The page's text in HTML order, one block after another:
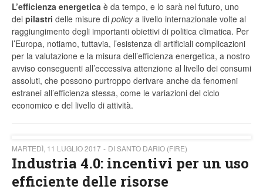
L’efficienza energetica è da tempo, e lo sarà nel futuro, uno
dei pilastri delle misure di policya livello internazionale volte al
raggiungimento degli importanti obiettivi di politica climatica. Per
l’Europa, notiamo, tuttavia, l’esistenza di artificiali complicazioni
per la valutazione e la misura dell’efficienza energetica, a nostro
avviso conseguenti all’eccessiva attenzione al livello dei consumi
assoluti, che possono purtroppo derivare anche da fenomeni
estranei all’efficienza stessa, come le variazioni del ciclo
economico e del livello di attività.
MARTEDÌ, 11 LUGLIO 2017 DI SANTO DARIO (FIRE)
Industria 4.0: incentivi per un uso
efficiente delle risorse